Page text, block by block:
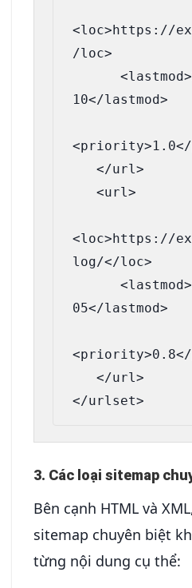
<loc>https://
/loc>
      <lastmod>2024-01-
10</lastmod>
   </url>
   <url>
<loc>https://
log/</loc>
      <lastmod>2024-01-
05</lastmod>
   </url>
3. Các loại sitemap
Bên cạnh HTML và
sitemap chuyên biệt
từng nội dung cụ thể: